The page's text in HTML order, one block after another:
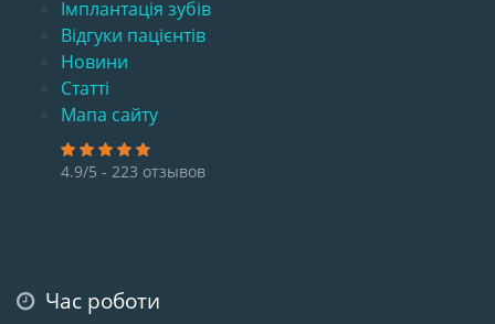
Імплантація зубів
Відгуки пацієнтів
Новини
Статті
Мапа сайту
4.9/5 - 223 отзывов
Час роботи